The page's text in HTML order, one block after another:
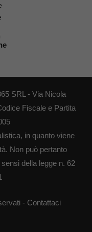
SRL - Via Nicola
Fiscale e Partita
in quanto viene
Non può pertanto
della legge n. 62
- Contattaci